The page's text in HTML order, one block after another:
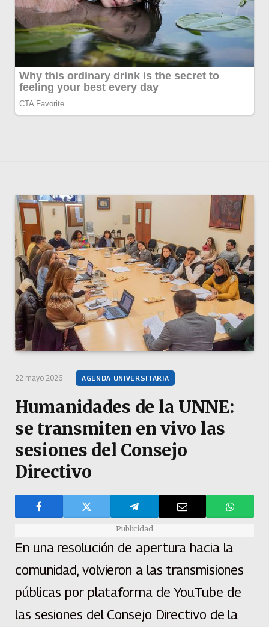
22 mayo 2026 AGENDA UNIVERSITARIA
Humanidades de la UNNE:
se transmiten en vivo las
sesiones del Consejo
Directivo
Publicidad
En una resolución de apertura hacia la
comunidad, volvieron a las transmisiones
públicas por plataforma de YouTube de
las sesiones del Consejo Directivo de la